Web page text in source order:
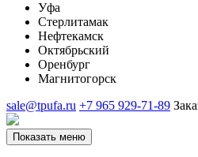
Уфа
Стерлитамак
Нефтекамск
Октябрьский
Оренбург
Магнитогорск
sale@tpufa.ru +7 965 929-71-89
Показать меню